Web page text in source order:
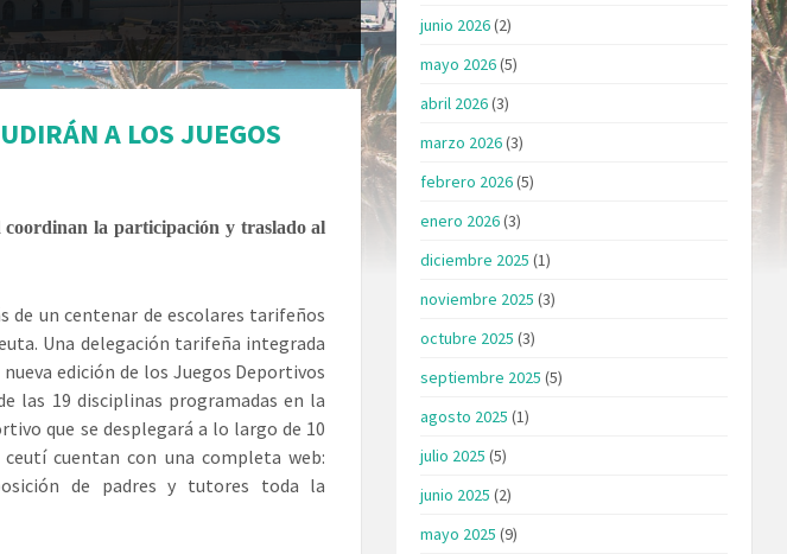
A LOS JUEGOS
coordinan la participación y traslado al
de un centenar de escolares tarifeños
Una delegación tarifeña integrada
edición de los Juegos Deportivos
las 19 disciplinas programadas en la
que se desplegará a lo largo de 10
cuentan con una completa web:
de padres y tutores toda la
junio 2026(2)
mayo 2026(5)
abril 2026(3)
marzo 2026(3)
febrero 2026(5)
enero 2026(3)
diciembre 2025 (1)
noviembre 2025 (3)
octubre 2025 (3)
septiembre 2025 (5)
agosto 2025 (1)
julio 2025 (5)
junio 2025 (2)
mayo 2025 (9)